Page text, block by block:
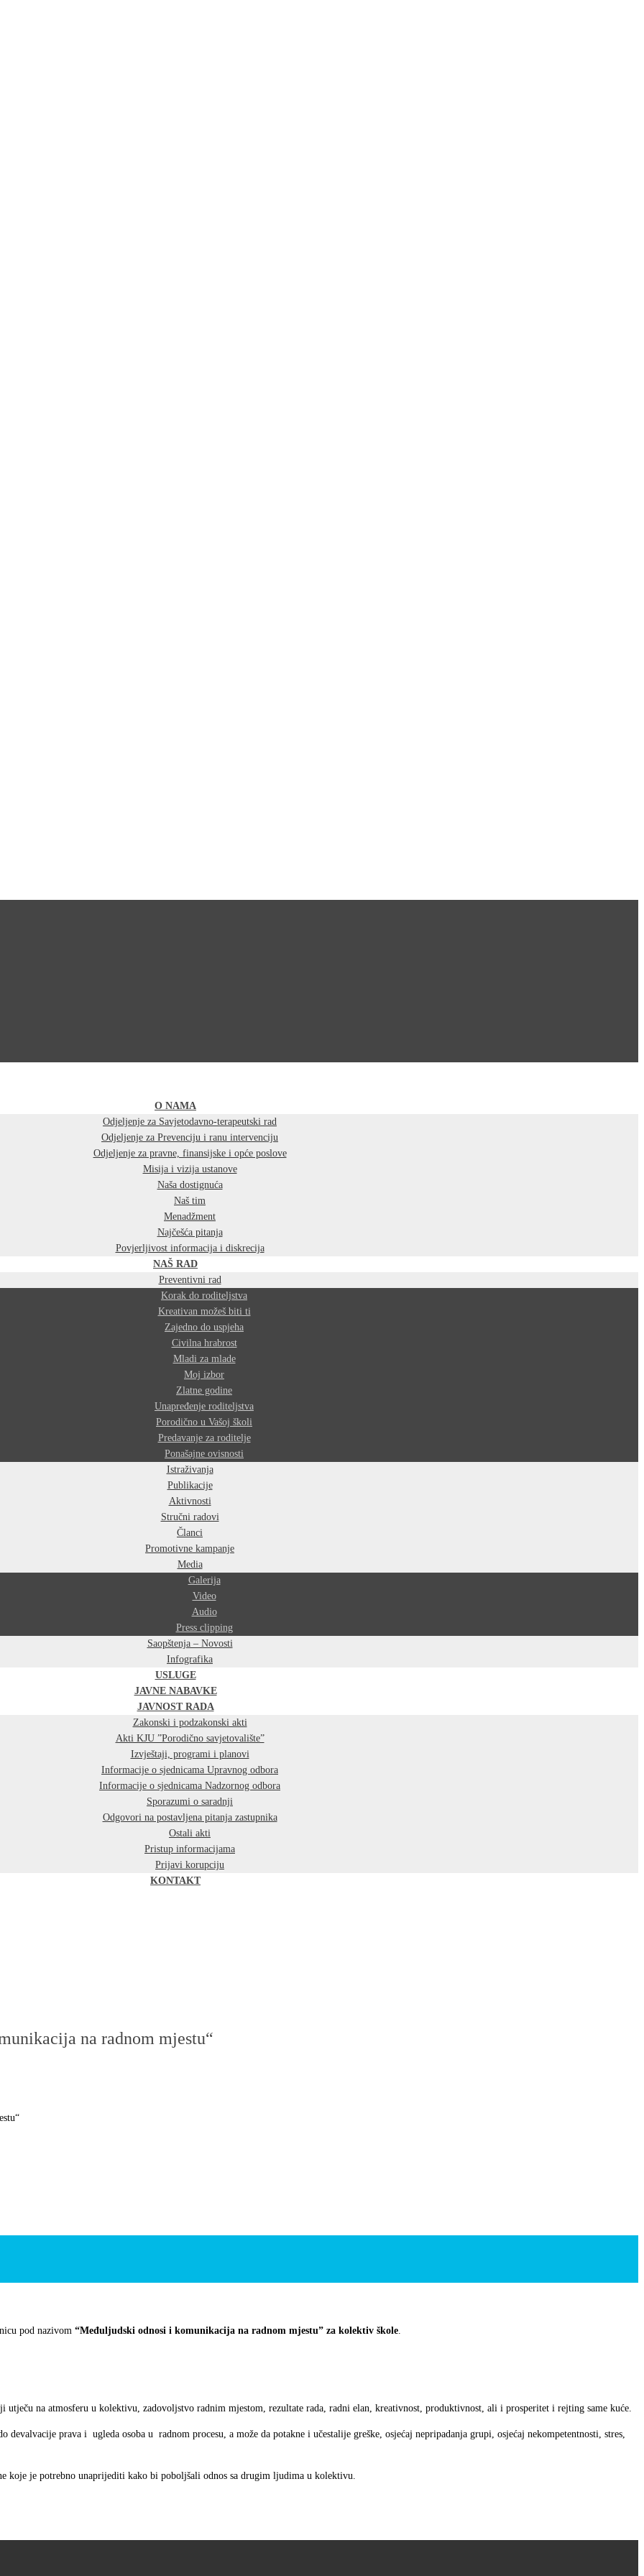
O NAMA
Odjeljenje za Savjetodavno-terapeutski rad
Odjeljenje za Prevenciju i ranu intervenciju
Odjeljenje za pravne, finansijske i opće poslove
Misija i vizija ustanove
Naša dostignuća
Naš tim
Menadžment
Najčešća pitanja
Povjerljivost informacija i diskrecija
NAŠ RAD
Preventivni rad
Korak do roditeljstva
Kreativan možeš biti ti
Zajedno do uspjeha
Civilna hrabrost
Mladi za mlade
Moj izbor
Zlatne godine
Unapređenje roditeljstva
Porodično u Vašoj školi
Predavanje za roditelje
Ponašajne ovisnosti
Istraživanja
Publikacije
Aktivnosti
Stručni radovi
Članci
Promotivne kampanje
Media
Galerija
Video
Audio
Press clipping
Saopštenja – Novosti
Infografika
USLUGE
JAVNE NABAVKE
JAVNOST RADA
Zakonski i podzakonski akti
Akti KJU ”Porodično savjetovalište”
Izvještaji, programi i planovi
Informacije o sjednicama Upravnog odbora
Informacije o sjednicama Nadzornog odbora
Sporazumi o saradnji
Odgovori na postavljena pitanja zastupnika
Ostali akti
Pristup informacijama
Prijavi korupciju
KONTAKT
na radnom mjestu“
pod nazivom “Međuljudski odnosi i komunikacija na radnom mjestu” za kolektiv škole
na atmosferu u kolektivu, zadovoljstvo radnim mjestom, rezultate rada, radni elan, kreativnost, produktivnost, ali i prosperitet i rejting same kuće.
prava i ugleda osoba u radnom procesu, a može da potakne i učestalije greške, osjećaj nepripadanja grupi, osjećaj nekompetentnosti, stres,
je potrebno unaprijediti kako bi poboljšali odnos sa drugim ljudima u kolektivu.